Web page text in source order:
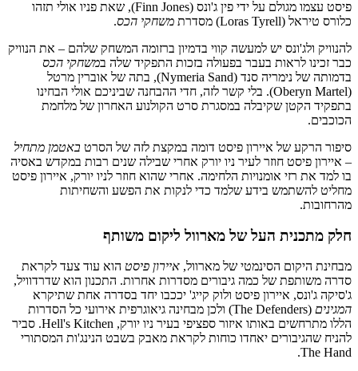
פיסט עצמו מגולם על ידי פין ג'ונס (Finn Jones), שאת פניו אולי תזהו
כלורס טיראל (Loras Tyrell) מסדרת
משחקי הכס.
להנוויק ולג'ונס יש למעשה קווי בדמיון ברזומה המשחק שלהם – את הנוויק
כבר זכינו לראות בעבר בפעולה בזכות התפקיד שלה במשחקי הכס
בדמותה של נימריה סנד (Nymeria Sand), בתה של אוברין מרטל
(Oberyn Martel). בלי קשר לזה, חדי ההבחנה שביניכם אולי הבחינו
בתפקיד הקטן שקיבלה במסגרת סרט הקולנוע האחרון של מלחמת
הכוכבים.
סיפור הרקע של איירון פיסט דומה במקצת לזה של הסרט באטמן מתחיל
– איירון פיסט חוזר לעיר ניו יורק אחרי שבילה שנים רבות במקדש באסיה
בו למד את רזי אומנויות הלחימה. אחרי שהוא חוזר לניו יורק, איירון פיסט
מחליט להשתמש בידע שלמד כדי לנקות את הפשע והשחיתות
מהרחובות.
חלק מתכנית העל של מארוול ליקום משותף
מבחינת היקום הסינמטי של מארוול, איירון פיסט הוא עוד צעד לקראת
סדרה משותפת של כמה גיבורים מסדרות אחרות. התכנון הוא שדרדוויל,
ג'סיקה ג'ונס, איירון פיסט ולוק קייג' יככבו יחד בסדרה אחת שתיקרא
המגינים
(The Defenders) ולכן מבחינה גיאוגרפית אירועי כל הסדרות
הללו מתרחשים באותו איזור ספציפי בעיר ניו יורק, Hell's Kitchen. סביר
להניח שהגיבורים יאחדו כוחות לקראת מאבק בשבט הנינג'ות המסתורי
The Hand.